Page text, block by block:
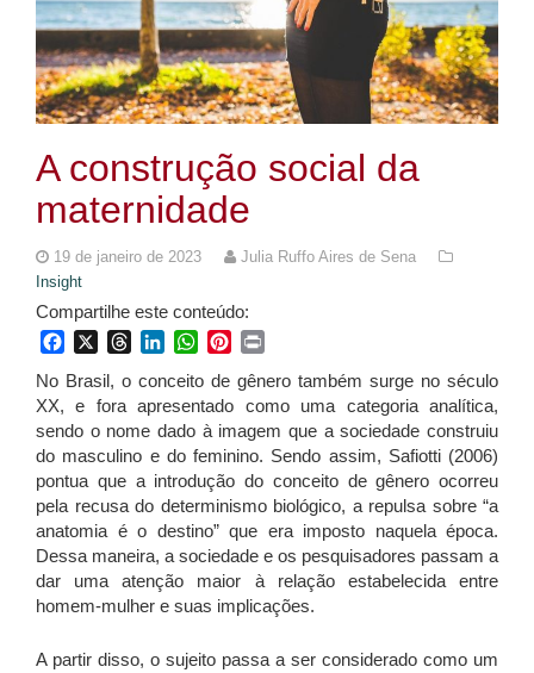
A construção social da
maternidade
19 de janeiro de 2023
Julia Ruffo Aires de Sena
Insight
Compartilhe este conteúdo:
FacebookThreadsLinkedInWhatsApp
Pinterest
No Brasil, o conceito de gênero também surge no século
XX, e fora apresentado como uma categoria analítica,
sendo o nome dado à imagem que a sociedade construiu
do masculino e do feminino. Sendo assim, Safiotti (2006)
pontua que a introdução do conceito de gênero ocorreu
pela recusa do determinismo biológico, a repulsa sobre “a
anatomia é o destino” que era imposto naquela época.
Dessa maneira, a sociedade e os pesquisadores passam a
dar uma atenção maior à relação estabelecida entre
homem-mulher e suas implicações.
A partir disso, o sujeito passa a ser considerado como um